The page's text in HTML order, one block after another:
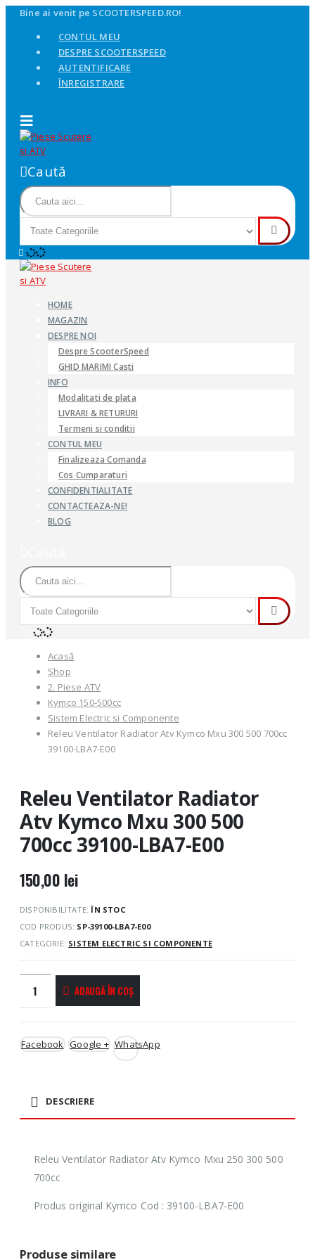
Bine ai venit pe SCOOTERSPEED.RO!
CONTUL MEU
DESPRE SCOOTERSPEED
AUTENTIFICARE
ÎNREGISTRARE
Caută
HOME
MAGAZIN
DESPRE NOI
Despre ScooterSpeed
GHID MARIMI Casti
INFO
Modalitati de plata
LIVRARI & RETURURI
Termeni si conditii
CONTUL MEU
Finalizeaza Comanda
Cos Cumparaturi
CONFIDENTIALITATE
CONTACTEAZA-NE!
BLOG
Acasă
Shop
2. Piese ATV
Kymco 150-500cc
Sistem Electric si Componente
Releu Ventilator Radiator Atv Kymco Mxu 300 500 700cc
39100-LBA7-E00
Releu Ventilator Radiator
Atv Kymco Mxu 300 500
700cc 39100-LBA7-E00
150,00 lei
DISPONIBILITATE:ÎN STOC
COD PRODUS: SP-39100-LBA7-E00
CATEGORIE: SISTEM ELECTRIC SI COMPONENTE
ADAUGĂ ÎN COȘ
Facebook Google + WhatsApp
DESCRIERE
Releu Ventilator Radiator Atv Kymco Mxu 250 300 500
700cc
Produs original Kymco Cod : 39100-LBA7-E00
Produse similare